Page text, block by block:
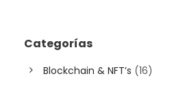
Categorías
Blockchain & NFT’s (16)